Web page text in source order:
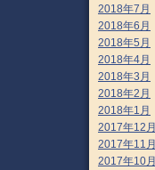
2018年7月
2018年6月
2018年5月
2018年4月
2018年3月
2018年2月
2018年1月
2017年12月
2017年11月
2017年10月